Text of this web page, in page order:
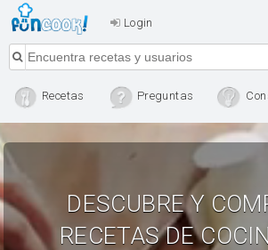
Login
Recetas Preguntas
DESCUBRE Y
RECETAS DE